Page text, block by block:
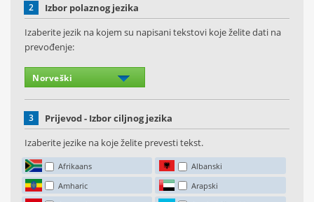
2
Izbor polaznog jezika
Izaberite jezik na kojem su napisani tekstovi koje želite dati na
prevođenje:
3
Prijevod - Izbor ciljnog jezika
Izaberite jezike na koje želite prevesti tekst.
Afrikaans
Albanski
Amharic
Arapski